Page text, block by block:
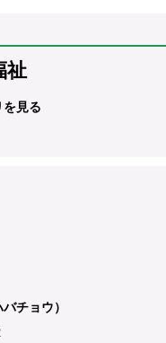
祉
見る
チョウ）